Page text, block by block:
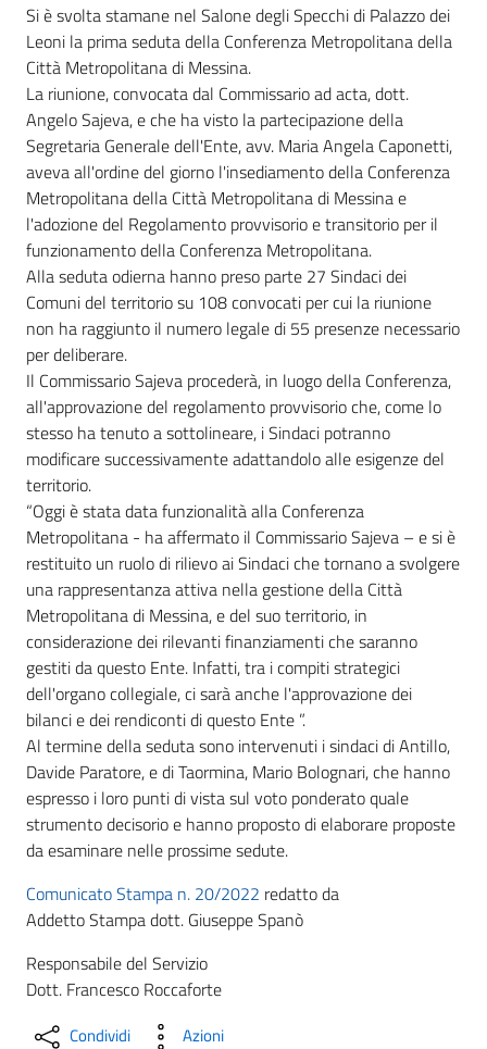
Si è svolta stamane nel Salone degli Specchi di Palazzo dei
Leoni la prima seduta della Conferenza Metropolitana della
Città Metropolitana di Messina.
La riunione, convocata dal Commissario ad acta, dott.
Angelo Sajeva, e che ha visto la partecipazione della
Segretaria Generale dell'Ente, avv. Maria Angela Caponetti,
aveva all'ordine del giorno l'insediamento della Conferenza
Metropolitana della Città Metropolitana di Messina e
l'adozione del Regolamento provvisorio e transitorio per il
funzionamento della Conferenza Metropolitana.
Alla seduta odierna hanno preso parte 27 Sindaci dei
Comuni del territorio su 108 convocati per cui la riunione
non ha raggiunto il numero legale di 55 presenze necessario
per deliberare.
Il Commissario Sajeva procederà, in luogo della Conferenza,
all'approvazione del regolamento provvisorio che, come lo
stesso ha tenuto a sottolineare, i Sindaci potranno
modificare successivamente adattandolo alle esigenze del
territorio.
“Oggi è stata data funzionalità alla Conferenza
Metropolitana - ha affermato il Commissario Sajeva – e si è
restituito un ruolo di rilievo ai Sindaci che tornano a svolgere
una rappresentanza attiva nella gestione della Città
Metropolitana di Messina, e del suo territorio, in
considerazione dei rilevanti finanziamenti che saranno
gestiti da questo Ente. Infatti, tra i compiti strategici
dell'organo collegiale, ci sarà anche l'approvazione dei
bilanci e dei rendiconti di questo Ente ”.
Al termine della seduta sono intervenuti i sindaci di Antillo,
Davide Paratore, e di Taormina, Mario Bolognari, che hanno
espresso i loro punti di vista sul voto ponderato quale
strumento decisorio e hanno proposto di elaborare proposte
da esaminare nelle prossime sedute.
Comunicato Stampa n. 20/2022 redatto da
Addetto Stampa dott. Giuseppe Spanò
Responsabile del Servizio
Dott. Francesco Roccaforte
Condividi Azioni